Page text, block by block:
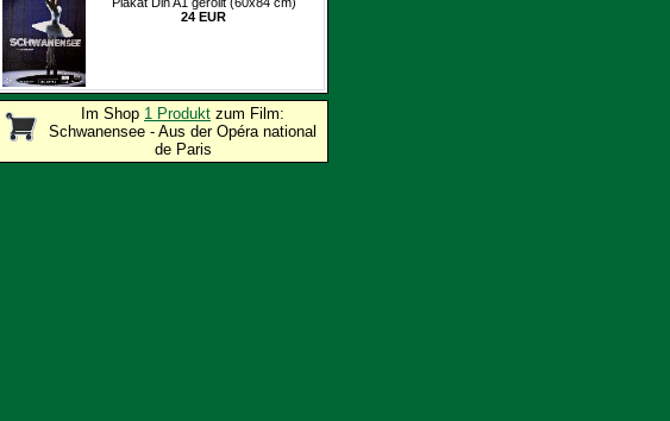
24 EUR
Im Shop 1 Produkt zum Film:
Schwanensee - Aus der Opéra national
de Paris